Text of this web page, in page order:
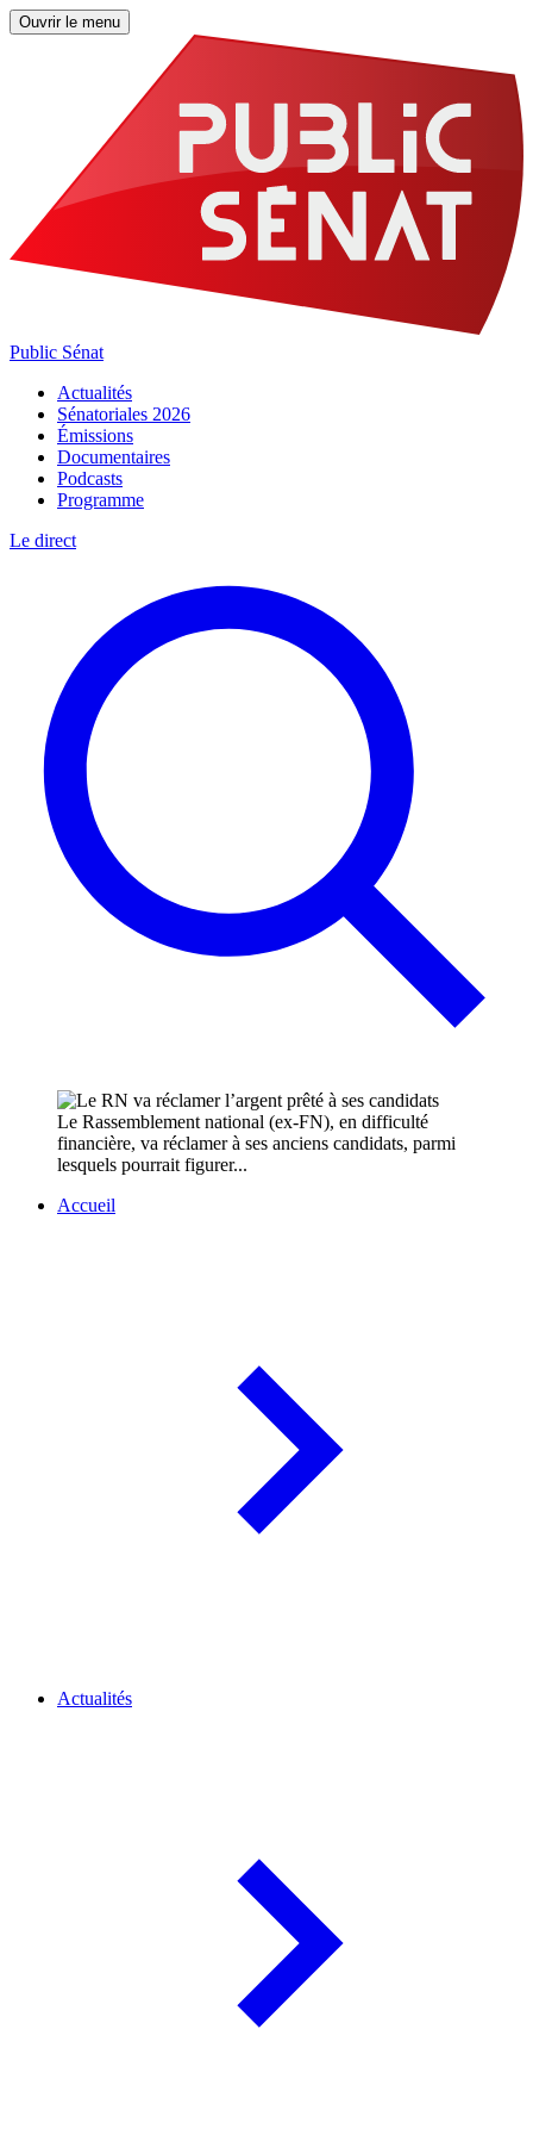
Ouvrir le menu
Public Sénat
Actualités
Sénatoriales 2026
Émissions
Documentaires
Podcasts
Programme
Le direct
Le Rassemblement national (ex-FN), en difficulté
financière, va réclamer à ses anciens candidats, parmi
lesquels pourrait figurer...
Accueil
Actualités